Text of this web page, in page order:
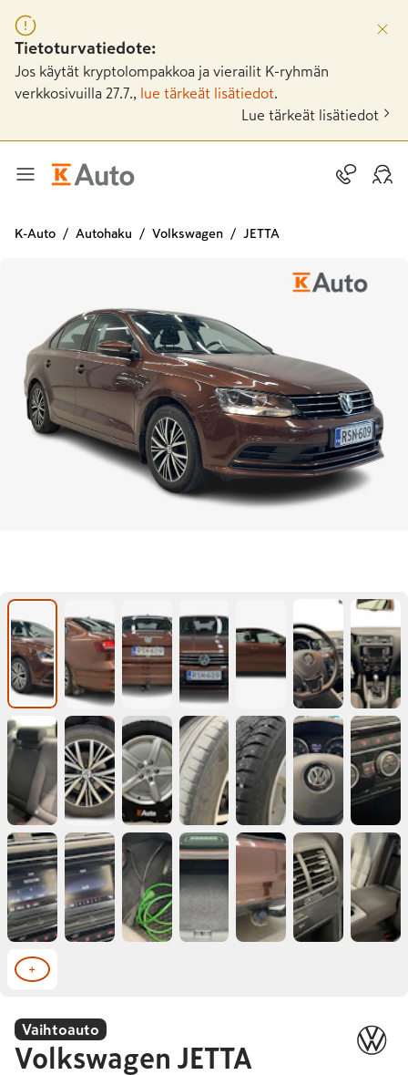
Tietoturvatiedote:
Jos käytät kryptolompakkoa ja vierailit K-ryhmän
verkkosivuilla 27.7.,
lue tärkeät lisätiedot
Lue tärkeät lisätiedot
K-Auto Autohaku Volkswagen JETTA
+
Vaihtoauto
Volkswagen JETTA